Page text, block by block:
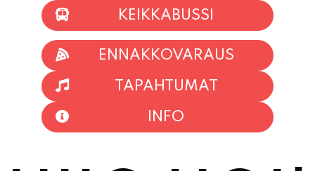
ENNAKKOVARAUS
TAPAHTUMAT
HIIO HOI!